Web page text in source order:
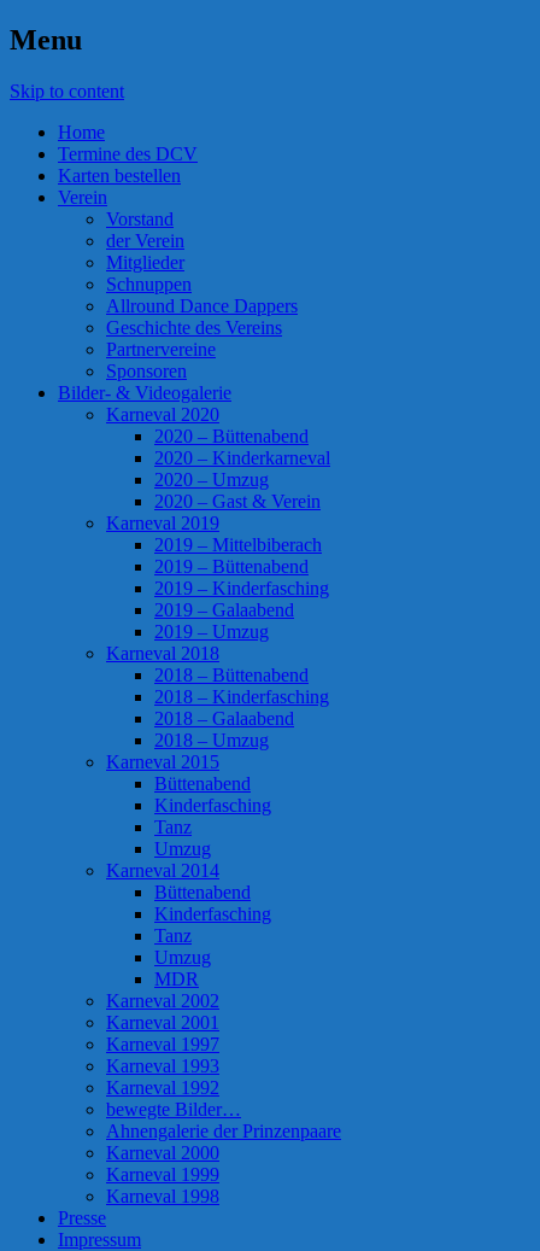
Menu
Skip to content
Home
Termine des DCV
Karten bestellen
Verein
Vorstand
der Verein
Mitglieder
Schnuppen
Allround Dance Dappers
Geschichte des Vereins
Partnervereine
Sponsoren
Bilder- & Videogalerie
Karneval 2020
2020 – Büttenabend
2020 – Kinderkarneval
2020 – Umzug
2020 – Gast & Verein
Karneval 2019
2019 – Mittelbiberach
2019 – Büttenabend
2019 – Kinderfasching
2019 – Galaabend
2019 – Umzug
Karneval 2018
2018 – Büttenabend
2018 – Kinderfasching
2018 – Galaabend
2018 – Umzug
Karneval 2015
Büttenabend
Kinderfasching
Tanz
Umzug
Karneval 2014
Büttenabend
Kinderfasching
Tanz
Umzug
MDR
Karneval 2002
Karneval 2001
Karneval 1997
Karneval 1993
Karneval 1992
bewegte Bilder…
Ahnengalerie der Prinzenpaare
Karneval 2000
Karneval 1999
Karneval 1998
Presse
Impressum